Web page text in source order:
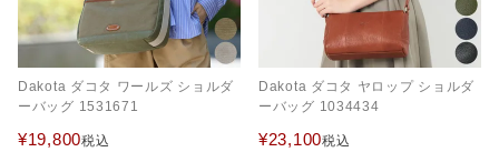
Dakota ダコタ ワールズ ショルダ
ーバッグ 1531671
¥19,800税込
Dakota ダコタ ヤロップ ショルダ
ーバッグ 1034434
¥23,100税込